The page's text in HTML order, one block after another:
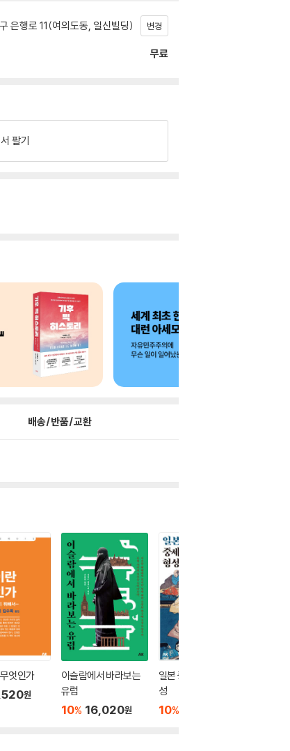
은행로 11(여의도동, 일신빌딩) 변경
무료
팔기
배송/반품/교환
엇인가
원
이슬람에서 바라보는
유럽
10% 16,020원
일본 중세적 세계의 형
성
10%